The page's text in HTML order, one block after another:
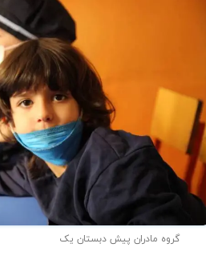
گروه مادران پیش دبستان یک